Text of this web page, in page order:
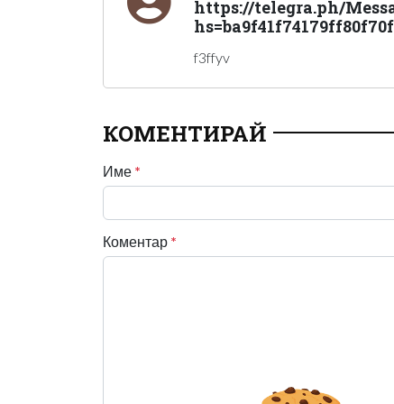
https://telegra.ph/
f3ffyv
КОМЕНТИРАЙ
Име *
Коментар *